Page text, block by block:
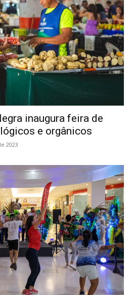
inaugura feira de
e orgânicos
2023